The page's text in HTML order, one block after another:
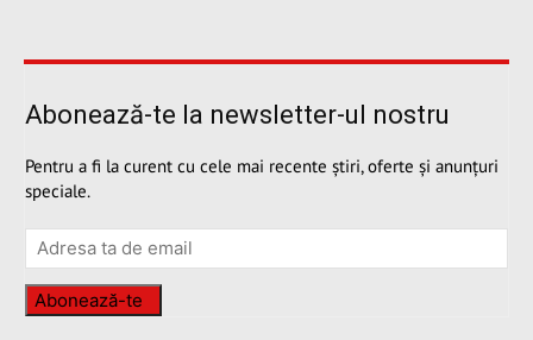
Abonează-te la newsletter-ul nostru
Pentru a fi la curent cu cele mai recente știri, oferte și anunțuri
speciale.
Abonează-te